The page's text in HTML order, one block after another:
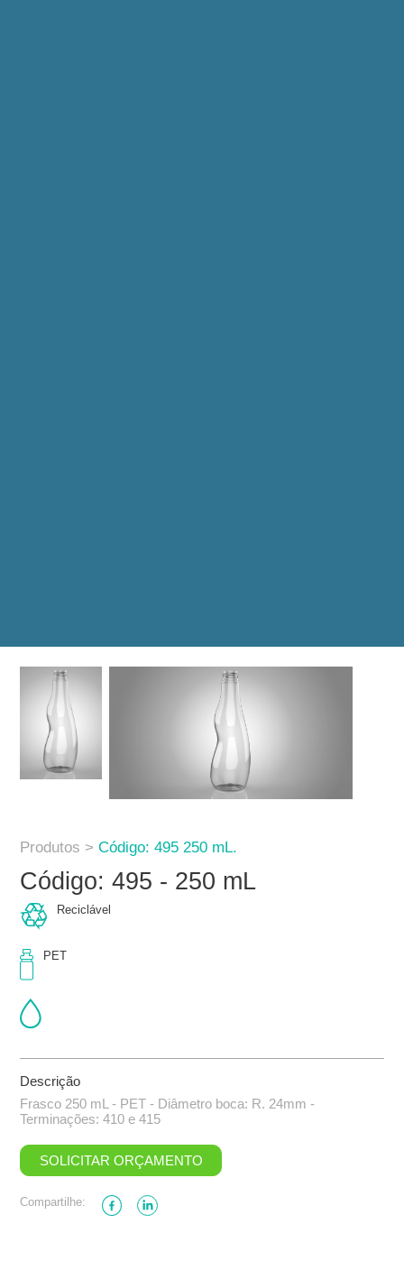
Produtos >Código: 495 250 mL.
Código: 495 - 250 mL
Reciclável
PET
Descrição
Frasco 250 mL - PET - Diâmetro boca: R. 24mm -
Terminações: 410 e 415
SOLICITAR ORÇAMENTO
Compartilhe: